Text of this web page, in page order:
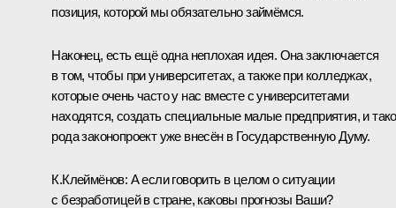
позиция, которой мы обязательно займёмся.
Наконец, есть ещё одна неплохая идея. Она заключается
в том, чтобы при университетах, а также при колледжах,
которые очень часто у нас вместе с университетами
находятся, создать специальные малые предприятия, и
рода законопроект уже внесён в Государственную Думу.
К.Клеймёнов: А если говорить в целом о ситуации
с безработицей в стране, каковы прогнозы Ваши?